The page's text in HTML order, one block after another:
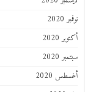
نوفمبر 2020
أكتوبر 2020
سبتمبر 2020
أغسطس 2020